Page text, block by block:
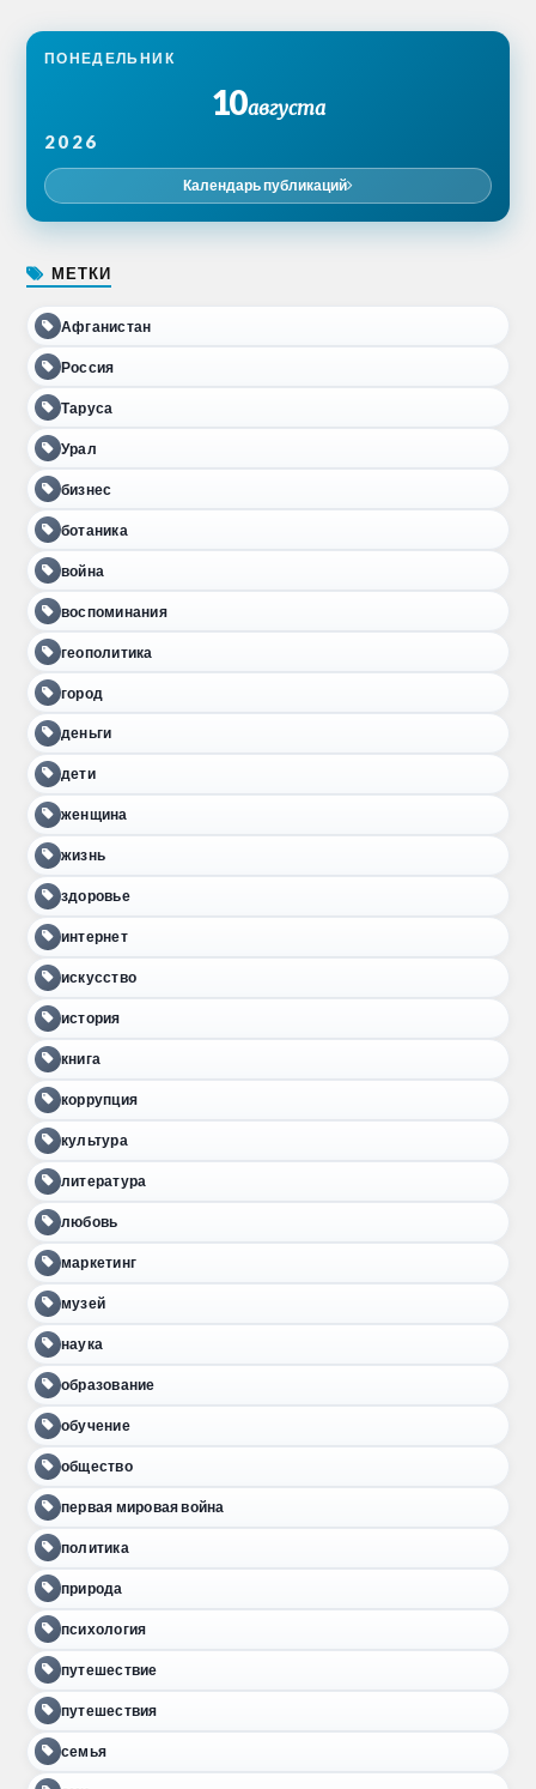
ПОНЕДЕЛЬНИК
10августа
2026
Календарь публикаций
МЕТКИ
Афганистан
Россия
Таруса
Урал
бизнес
ботаника
война
воспоминания
геополитика
город
деньги
дети
женщина
жизнь
здоровье
интернет
искусство
история
книга
коррупция
культура
литература
любовь
маркетинг
музей
наука
образование
обучение
общество
первая мировая война
политика
природа
психология
путешествие
путешествия
семья